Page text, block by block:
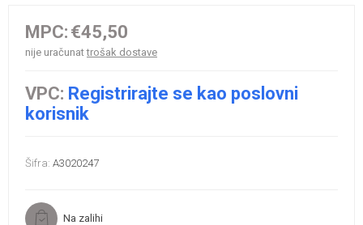
MPC: €45,50
nije uračunattrošak dostave
VPC: Registrirajte se kao poslovni
korisnik
Šifra: A3020247
Na zalihi